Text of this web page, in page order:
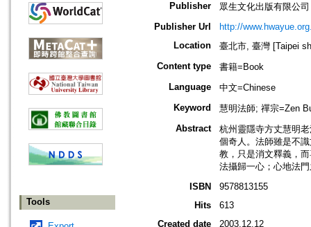
Tools
Publisher
眾生文化出版有限公司
Publisher Url
http://
Location
臺北市, 臺灣 [Taipei
Content type
書籍=Book
Language
中文=Chinese
Keyword
慧明法師; 禪宗=Zen
Abstract
杭州靈隱寺方丈慧明
個奇人。法師雖是不
教，只是消文釋義，
法攝歸一心；心地法
ISBN
9578813155
Hits
613
Created date
2003.12.12